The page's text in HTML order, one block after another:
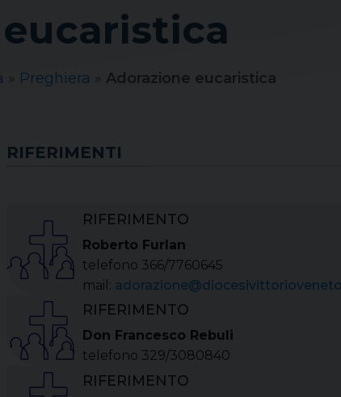
» Preghiera » Adorazione eucaristica
RIFERIMENTI
RIFERIMENTO
Roberto Furlan
telefono 366/7760645
mail:
RIFERIMENTO
Don Francesco Rebuli
telefono 329/3080840
RIFERIMENTO